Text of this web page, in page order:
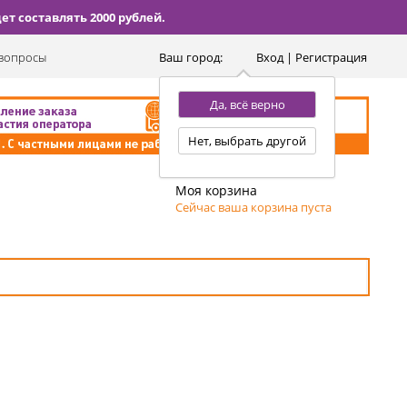
составлять 2000 рублей.
Ваш город:
Да, всё верно
Нет, выбрать другой
Вход | Регистрация
Моя корзина
Сейчас ваша корзина пуста